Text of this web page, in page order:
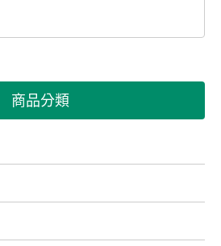
商品分類